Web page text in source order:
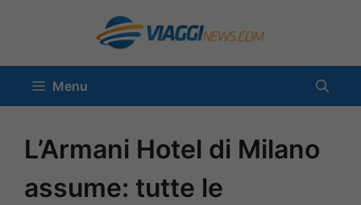
contenuto
Menu
L’Armani Hotel di Milano
assume: tutte le